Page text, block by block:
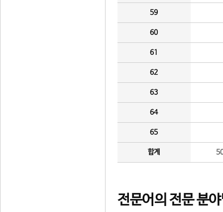
59
60
61
62
63
64
65
합계
전문어의 전문 분